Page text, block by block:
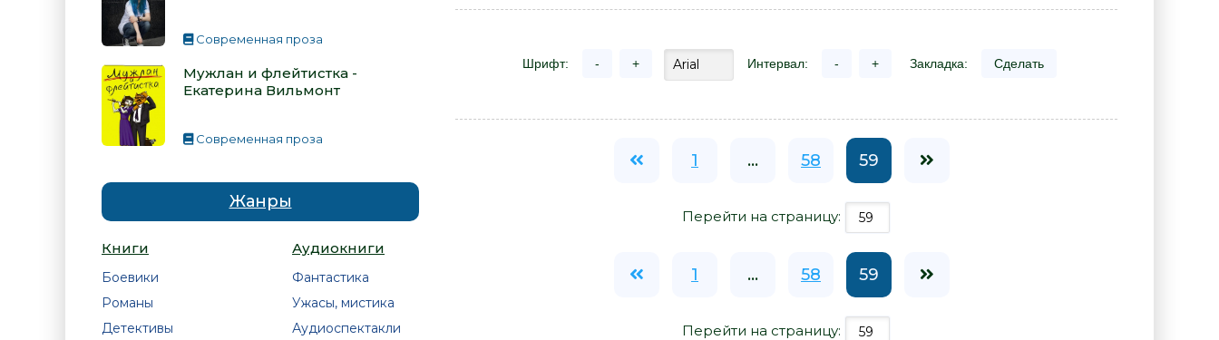
Современная проза
Мужлан и флейтистка -
Екатерина Вильмонт
Современная проза
Жанры
Книги
Боевики
Романы
Детективы
Аудиокниги
Фантастика
Ужасы, мистика
Аудиоспектакли
Шрифт: - + Интервал: - + Закладка: Сделать
1 ... 58 59
Перейти на страницу:
1 ... 58 59
Перейти на страницу: